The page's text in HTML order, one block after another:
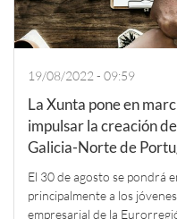
19/08/2022 - 09:59
La Xunta pone en
impulsar la creación
Galicia-Norte de
El 30 de agosto se pondrá
principalmente a los
empresarial de la